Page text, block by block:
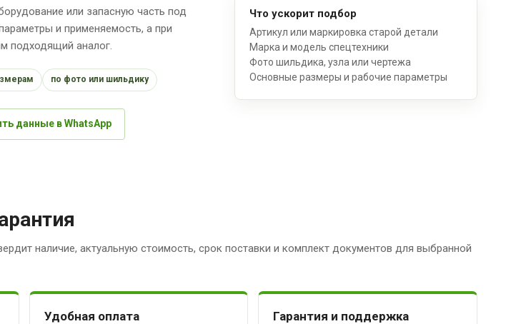
или запасную часть под
и применяемость, а при
подходящий аналог.
по фото или шильдику
данные в WhatsApp
Что ускорит подбор
Артикул или маркировка старой детали
Марка и модель спецтехники
Фото шильдика, узла или чертежа
Основные размеры и рабочие параметры
наличие, актуальную стоимость, срок поставки и комплект документов для выбранной
Удобная оплата Гарантия и поддержка